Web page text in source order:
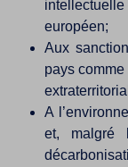
intellectuelle
européen;
Aux
pays
A
et, malgré